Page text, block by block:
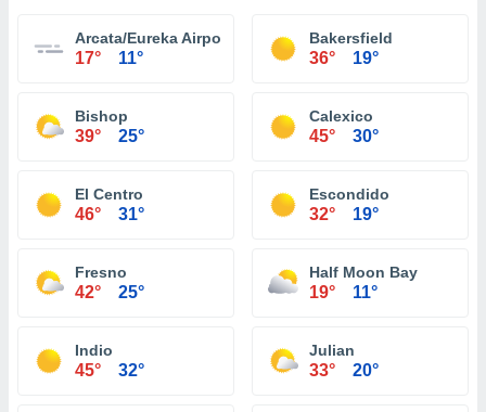
Arcata/Eureka Airport
17° 11°
Bakersfield
36° 19°
Bishop
39° 25°
Calexico
45° 30°
El Centro
46° 31°
Escondido
32° 19°
Fresno
42° 25°
Half Moon Bay
19° 11°
Indio
45° 32°
Julian
33° 20°